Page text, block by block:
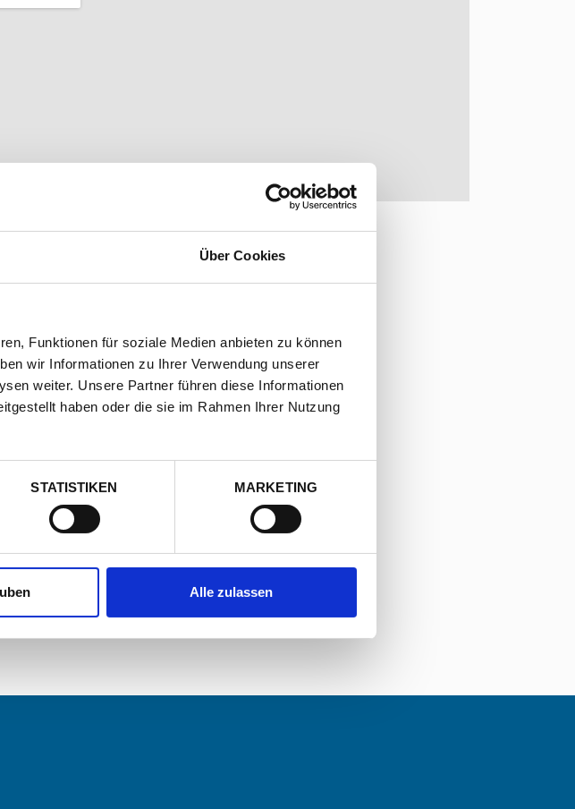
Über Cookies
Funktionen für soziale Medien anbieten zu können
wir Informationen zu Ihrer Verwendung unserer
weiter. Unsere Partner führen diese Informationen
haben oder die sie im Rahmen Ihrer Nutzung
STATISTIKEN MARKETING
Alle zulassen
Sie LUMO